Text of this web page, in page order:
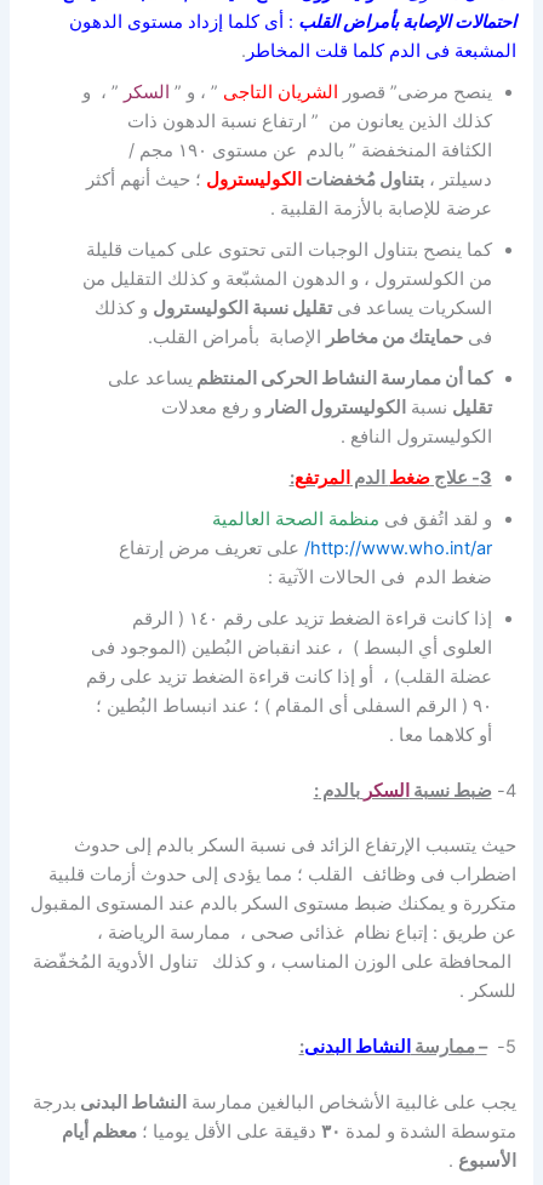
احتمالات الإصابة بأمراض القلب : أى كلما إزداد مستوى الدهون
المشبعة فى الدم كلما قلت المخاطر .
ينصح مرضى” قصور الشريان التاجى ” ، و ” السكر ” ، و
كذلك الذين يعانون من ” ارتفاع نسبة الدهون ذات
الكثافة المنخفضة ” بالدم عن مستوى ۱۹۰ مجم /
دسيلتر ،بتناول مُخفضات الكوليسترول ؛ حيث أنهم أكثر
عرضة للإصابة بالأزمة القلبية .
كما ينصح بتناول الوجبات التى تحتوى على كميات قليلة
من الكولسترول ، و الدهون المشبّعة و كذلك التقليل من
السكريات يساعد فىتقليل نسبة الكوليسترول و كذلك
فىحمايتك من مخاطر الإصابة بأمراض القلب.
كما أن ممارسة النشاط الحركى المنتظم يساعد على
تقليل نسبة الكوليسترول الضار و رفع معدلات
الكوليسترول النافع .
3- علاج
ضغط الدم المرتفع:
و لقد اتُفق فى منظمة الصحة العالمية
http://www.who.int/ar/ على تعريف مرض إرتفاع
ضغط الدم فى الحالات الآتية :
إذا كانت قراءة الضغط تزيد على رقم ۱٤۰ ( الرقم
العلوى أي البسط ) ، عند انقباض البُطين (الموجود فى
عضلة القلب) ، أو إذا كانت قراءة الضغط تزيد على رقم
۹۰ ( الرقم السفلى أى المقام ) ؛ عند انبساط البُطين ؛
أو كلاهما معا .
4- ضبط نسبة السكر بالدم:
حيث يتسبب الإرتفاع الزائد فى نسبة السكر بالدم إلى حدوث
اضطراب فى وظائف القلب ؛ مما يؤدى إلى حدوث أزمات قلبية
متكررة و يمكنك ضبط مستوى السكر بالدم عند المستوى المقبول
عن طريق : إتباع نظام غذائى صحى ، ممارسة الرياضة ،
المحافظة على الوزن المناسب ، و كذلك تناول الأدوية المُخفّضة
للسكر .
5-
–ممارسة النشاط البدنى:
يجب على غالبية الأشخاص البالغين ممارسة النشاط البدنى بدرجة
متوسطة الشدة و لمدة ۳۰ دقيقة على الأقل يوميا ؛معظم أيام
الأسبوع .